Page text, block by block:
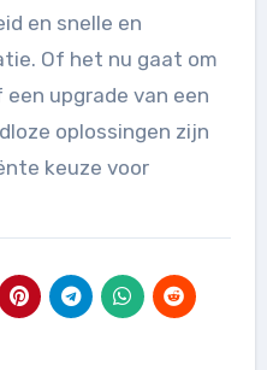
en snelle en
Of het nu gaat om
upgrade van een
oplossingen zijn
keuze voor